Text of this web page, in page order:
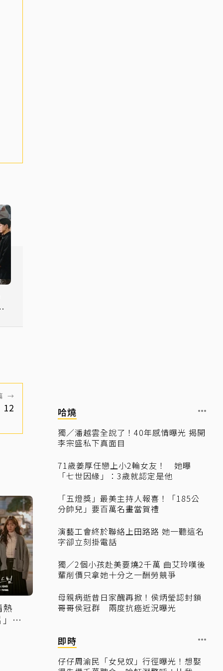
→
12
熱
細
哈燒
獨／潘越雲全說了！40年感情曝光 揭開
李宗盛私下真面目
71歲姜厚任戀上小2輪女友！ 她曝
「七世因緣」：3歲就認定是他
「五燈獎」最美主持人報喜！「185公
分帥兒」要百萬名畫當賀禮
演藝工會終於聯絡上田路路 她一聽這名
字卻立刻掛電話
獨／2個小孩赴美要燒2千萬 曲艾玲嘆後
輩削價只拿她十分之一酬勞競爭
母親病逝昔日家醜再掀！侯炳瑩認封鎖
哥哥侯冠群 兩度抗癌近況曝光
即時
仔仔周渝民「女兒奴」行徑曝光！想娶